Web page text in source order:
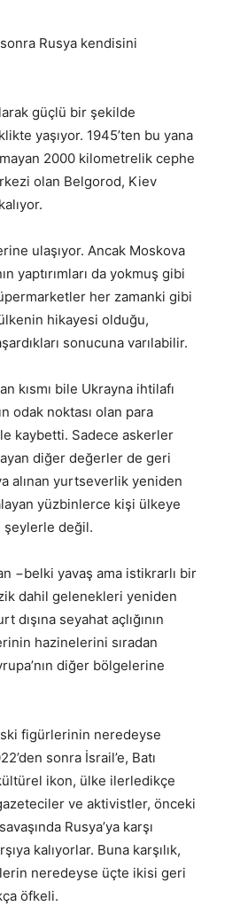
sonra Rusya kendisini
güçlü bir şekilde
yaşıyor. 1945’ten bu yana
2000 kilometrelik cephe
olan Belgorod, Kiev
ulaşıyor. Ancak Moskova
yaptırımları da yokmuş gibi
her zamanki gibi
hikayesi olduğu,
sonucuna varılabilir.
kısmı bile Ukrayna ihtilafı
odak noktası olan para
kaybetti. Sadece askerler
diğer değerler de geri
alınan yurtseverlik yeniden
yüzbinlerce kişi ülkeye
şeylerle değil.
−belki yavaş ama istikrarlı bir
dahil gelenekleri yeniden
seyahat açlığının
hazinelerini sıradan
diğer bölgelerine
figürlerinin neredeyse
sonra İsrail’e, Batı
ikon, ülke ilerledikçe
ve aktivistler, önceki
Rusya’ya karşı
kalıyorlar. Buna karşılık,
neredeyse üçte ikisi geri
öfkeli.